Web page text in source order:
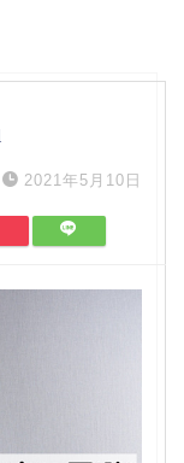
2021年5月10日